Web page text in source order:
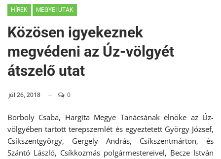
HÍREK MEGYEI UTAK
Közösen igyekeznek
megvédeni az Úz-völgyét
átszelő utat
júl 26, 2018 0
Borboly Csaba, Hargita Megye Tanácsának elnöke az Úz-
völgyében tartott terepszemlét és egyeztetett György József,
Csíkszentgyörgy, Gergely András, Csíkszentmárton, és
Szántó László, Csíkkozmás polgármestereivel, Becze István